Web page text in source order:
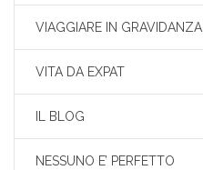
VIAGGIARE IN GRAVIDANZA
VITA DA EXPAT
IL BLOG
NESSUNO E’ PERFETTO